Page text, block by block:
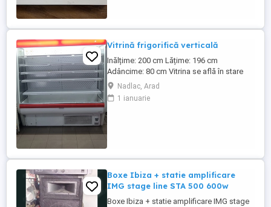
Vitrină frigorifică verticală
Inălțime: 200 cm Lățime: 196 cm
Adâncime: 80 cm Vitrina se află în stare
bună de funcționare
Nadlac, Arad
1 ianuarie
Boxe Ibiza + statie amplificare
IMG stage line STA 500 600w
Boxe Ibiza + statie amplificare IMG stage